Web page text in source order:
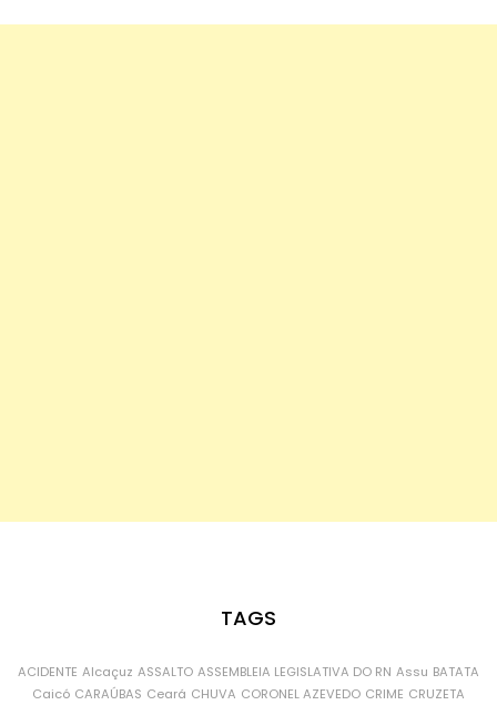
TAGS
ACIDENTE Alcaçuz ASSALTO ASSEMBLEIA LEGISLATIVA DO RN Assu BATATA
Caicó CARAÚBAS Ceará CHUVA CORONEL AZEVEDO CRIME CRUZETA